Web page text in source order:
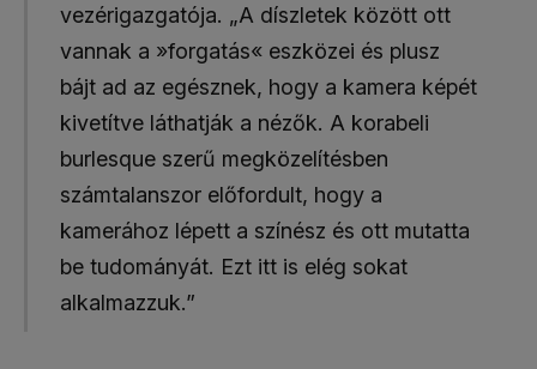
vezérigazgatója. „A díszletek között ott
vannak a »forgatás« eszközei és plusz
bájt ad az egésznek, hogy a kamera képét
kivetítve láthatják a nézők. A korabeli
burlesque szerű megközelítésben
számtalanszor előfordult, hogy a
kamerához lépett a színész és ott mutatta
be tudományát. Ezt itt is elég sokat
alkalmazzuk.”